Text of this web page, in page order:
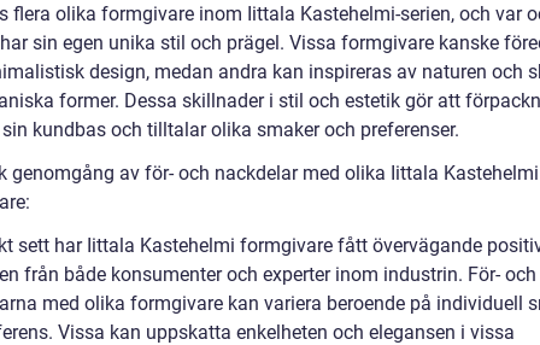
flera olika formgivare inom Iittala Kastehelmi-serien, och var
sin egen unika stil och prägel. Vissa formgivare kanske
design, medan andra kan inspireras av naturen och
former. Dessa skillnader i stil och estetik gör att
kundbas och tilltalar olika smaker och preferenser.
genomgång av för- och nackdelar med olika Iittala Kastehelmi
sett har Iittala Kastehelmi formgivare fått övervägande
från både konsumenter och experter inom industrin. För- och
med olika formgivare kan variera beroende på individuell
Vissa kan uppskatta enkelheten och elegansen i vissa